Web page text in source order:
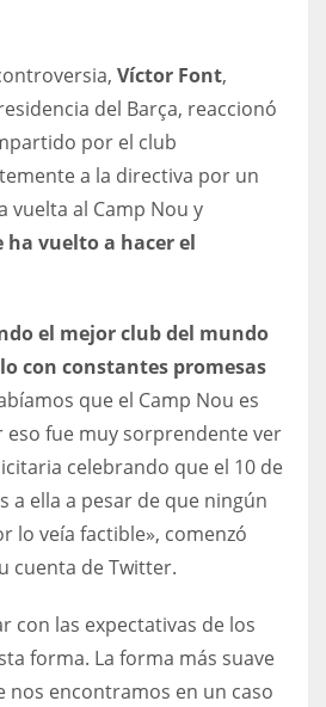
Víctor Font,
del Barça, reaccionó
por el club
a la directiva por un
vuelta al Camp Nou y
ha vuelto a hacer el
el mejor club del mundo
con constantes promesas
que el Camp Nou es
eso fue muy sorprendente ver
celebrando que el 10 de
a ella a pesar de que ningún
lo veía factible», comenzó
cuenta de Twitter.
con las expectativas de los
forma. La forma más suave
nos encontramos en un caso